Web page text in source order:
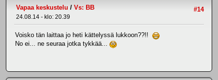
#14
Vapaa keskustelu / Vs: BB
24.08.14 - klo: 20.39
Voisko tän laittaa jo heti kättelyssä lukkoon??!!
No ei... ne seuraa jotka tykkää...